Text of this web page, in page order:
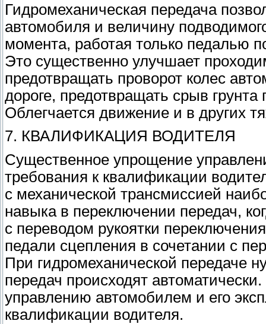
Гидромеханическая передача
автомобиля и величину
момента, работая только педалью
Это существенно улучшает
предотвращать проворот колес
дороге, предотвращать срыв
Облегчается движение и в других
7. КВАЛИФИКАЦИЯ ВОДИТЕЛЯ
Существенное упрощение
требования к квалификации
с механической трансмиссией
навыка в переключении передач,
с переводом рукоятки
педали сцепления в сочетании с
При гидромеханической передаче
передач происходят
управлению автомобилем и его
квалификации водителя.